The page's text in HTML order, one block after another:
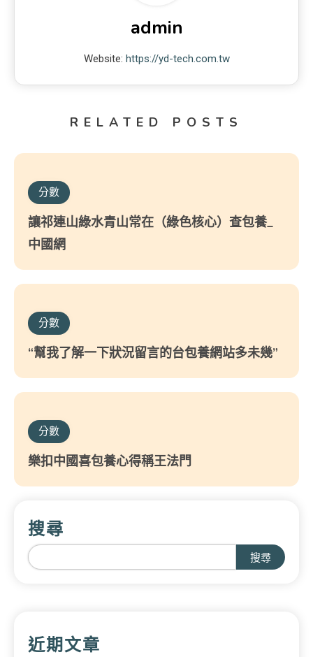
admin
Website: https://yd-tech.com.tw
RELATED POSTS
分數
讓祁連山綠水青山常在（綠色核心）查包養_
中國網
分數
“幫我了解一下狀況留言的台包養網站多未幾”
分數
樂扣中國喜包養心得稱王法門
搜尋
搜尋
近期文章